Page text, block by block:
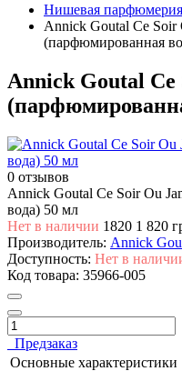
Нишевая парфюмерия
Annick Goutal Ce Soir
(парфюмированная
Annick Goutal Ce
0 отзывов
Annick Goutal Ce Soir Ou
вода) 50 мл
Нет в наличии 1820 1 820
Производитель: Annick
Доступность: Нет в
Код товара: 35966-005
Предзаказ
Основные характеристики